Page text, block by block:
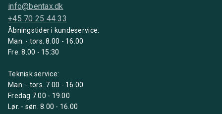
info@bentax.dk
+45 70 25 44 33
Åbningstider i kundeservice:
Man. - tors. 8.00 - 16.00
Fre. 8.00 - 15:30
Teknisk service:
Man. - tors. 7.00 - 16.00
Fredag 7.00 - 19.00
Lør. - søn. 8.00 - 16.00